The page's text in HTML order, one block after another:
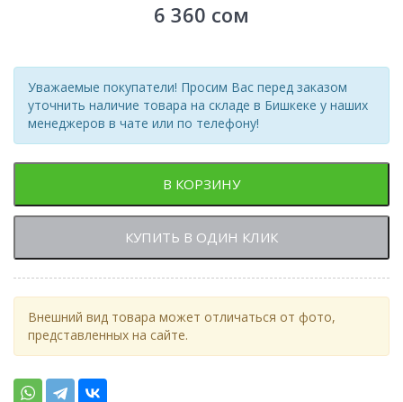
6 360 сом
Уважаемые покупатели! Просим Вас перед заказом
уточнить наличие товара на складе в Бишкеке у наших
менеджеров в чате или по телефону!
В КОРЗИНУ
КУПИТЬ В ОДИН КЛИК
Внешний вид товара может отличаться от фото,
представленных на сайте.